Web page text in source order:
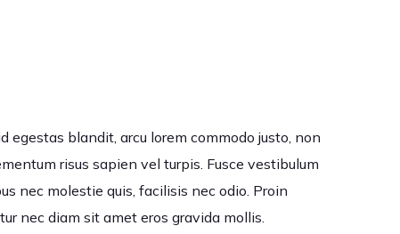
egestas blandit, arcu lorem commodo justo, non
risus sapien vel turpis. Fusce vestibulum
nec molestie quis, facilisis nec odio. Proin
nec diam sit amet eros gravida mollis.